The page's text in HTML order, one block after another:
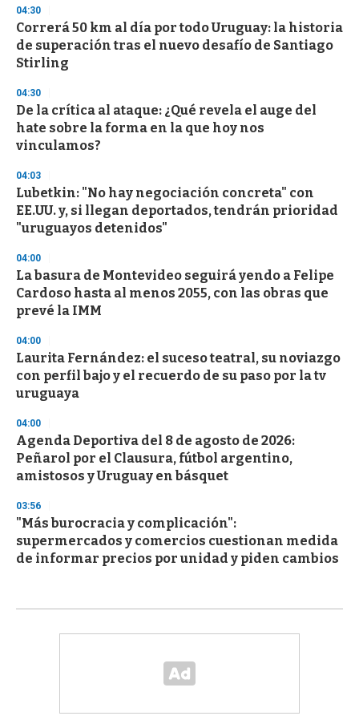
s
e
c
o
n
04:30
Correrá 50 km al día por todo Uruguay: la historia
de superación tras el nuevo desafío de Santiago
Stirling
04:30
De la crítica al ataque: ¿Qué revela el auge del
hate sobre la forma en la que hoy nos
vinculamos?
04:03
Lubetkin: "No hay negociación concreta" con
EE.UU. y, si llegan deportados, tendrán prioridad
"uruguayos detenidos"
04:00
La basura de Montevideo seguirá yendo a Felipe
Cardoso hasta al menos 2055, con las obras que
prevé la IMM
04:00
Laurita Fernández: el suceso teatral, su noviazgo
con perfil bajo y el recuerdo de su paso por la tv
uruguaya
04:00
Agenda Deportiva del 8 de agosto de 2026:
Peñarol por el Clausura, fútbol argentino,
amistosos y Uruguay en básquet
03:56
"Más burocracia y complicación":
supermercados y comercios cuestionan medida
de informar precios por unidad y piden cambios